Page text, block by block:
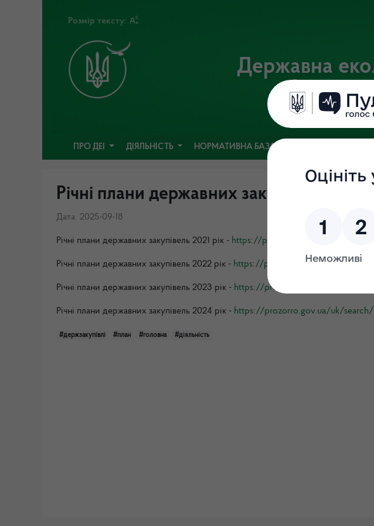
Розмір тексту:
Державна
ПРО ДЕІ ДІЯЛЬНІСТЬ НОРМАТИВНА БАЗА
Річні плани державних закупівель
Дата: 2025-09-18
Річні плани державних закупівель 2021 рік - https://prozorro.gov.ua/uk/search/
Річні плани державних закупівель 2022 рік - https://prozorro.gov.ua/uk/search/
Річні плани державних закупівель 2023 рік - https://prozorro.gov.ua/uk/search/
Річні плани державних закупівель 2024 рік - https://prozorro.gov.ua/uk/search/
#держзакупівлі #план #головна #діяльність